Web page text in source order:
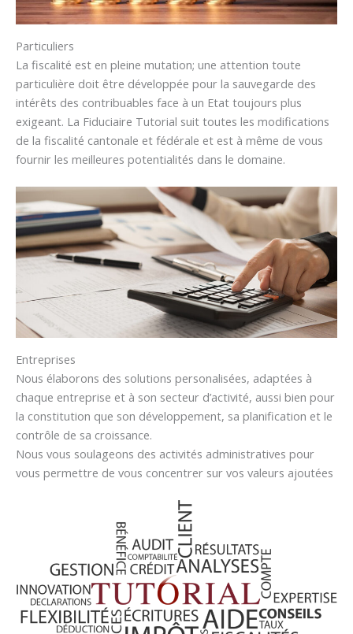
Particuliers
La fiscalité est en pleine mutation; une attention toute
particulière doit être développée pour la sauvegarde des
intérêts des contribuables face à un Etat toujours plus
exigeant. La Fiduciaire Tutorial suit toutes les modifications
de la fiscalité cantonale et fédérale et est à même de vous
fournir les meilleures potentialités dans le domaine.
Entreprises
Nous élaborons des solutions personalisées, adaptées à
chaque entreprise et à son secteur d’activité, aussi bien pour
la constitution que son développement, sa planification et le
contrôle de sa croissance.
Nous vous soulageons des activités administratives pour
vous permettre de vous concentrer sur vos valeurs ajoutées